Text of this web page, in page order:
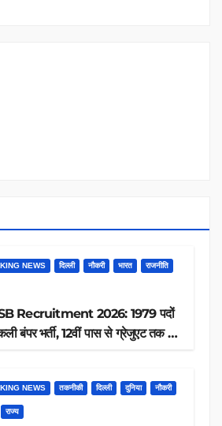
NEWS दिल्ली नौकरी भारत राजनीति
Recruitment 2026: 1979 पदों
बंपर भर्ती, 12वीं पास से ग्रेजुएट तक करें
NEWS तकनीकी दिल्ली दुनिया नौकरी
राज्य